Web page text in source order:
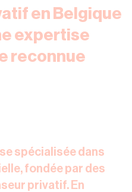
en Belgique
expertise
reconnue
spécialisée dans
fondée par des
privatif. En